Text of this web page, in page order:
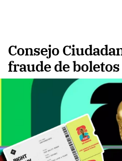
Consejo
fraude de